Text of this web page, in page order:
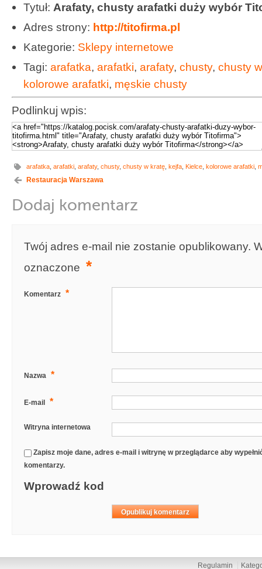
Tytuł: Arafaty, chusty arafatki duży wybór
Adres strony: http://titofirma.pl
Kategorie: Sklepy internetowe
Tagi: arafatka, arafatki, arafaty, chusty, chusty
kolorowe arafatki, męskie chusty
Podlinkuj wpis:
arafatka arafatki arafaty, chusty, chusty w kratę kejfa Kielce kolorowe arafatki
Restauracja Warszawa
Dodaj komentarz
Twój adres e-mail nie zostanie opublikowany.
oznaczone *
Komentarz *
Nazwa *
E-mail *
Witryna internetowa
Zapisz moje dane, adres e-mail i witrynę w przeglądarce aby
komentarzy.
Wprowadź kod
Regulamin